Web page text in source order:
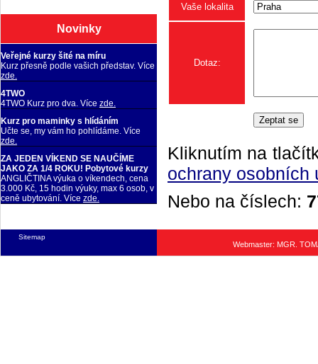
Novinky
Veřejné kurzy šité na míru
Kurz přesně podle vašich představ. Více
zde.
4TWO
4TWO Kurz pro dva. Více zde.
Kurz pro maminky s hlídáním
Učte se, my vám ho pohlídáme. Více
zde.
ZA JEDEN VÍKEND SE NAUČÍME
JAKO ZA 1/4 ROKU! Pobytové kurzy
ANGLIČTINA výuka o víkendech, cena
3.000 Kč, 15 hodin výuky, max 6 osob, v
ceně ubytování. Více zde.
Vaše lokalita
Dotaz:
Kliknutím na
ochrany osobních
Nebo na číslech:
Webmaster: MGR.
Sitemap